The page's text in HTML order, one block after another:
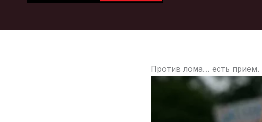
Против лома… есть